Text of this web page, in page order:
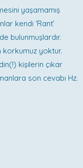
yaşamamış
kendi ‘Rant’
bulunmuşlardır.
korkumuz yoktur.
kişilerin çıkar
son cevabı Hz.